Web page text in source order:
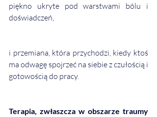
piękno ukryte pod warstwami bólu i
doświadczeń,
i przemiana, która przychodzi, kiedy ktoś
ma odwagę spojrzeć na siebie z czułością i
gotowością do pracy.
Terapia, zwłaszcza w obszarze traumy